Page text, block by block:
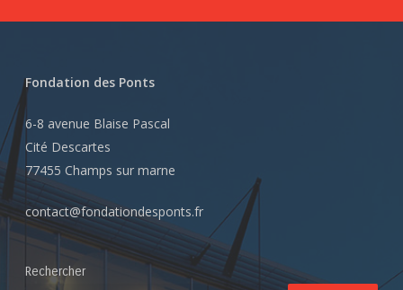
Fondation des Ponts
6-8 avenue Blaise Pascal
Cité Descartes
77455 Champs sur marne
contact@fondationdesponts.fr
Rechercher